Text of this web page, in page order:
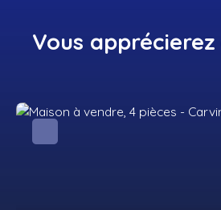
Vous apprécierez